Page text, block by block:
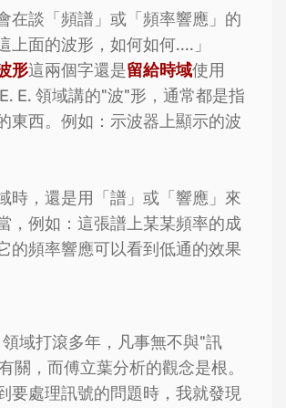
談「頻譜」或「頻率響應」的
上面的波形，如何如何....」
形這兩個字還是留給時域使用
E. 領域講的"波"形，通常都是指
東西。例如：示波器上顯示的波
，還是用「譜」或「響應」來
，例如：這張譜上某某頻率的成
的頻率響應可以看到低通的效果
域打滾多年，凡事無不與"訊
關，而傅立葉分析的觀念是根。
要處理訊號的問題時，我就發現